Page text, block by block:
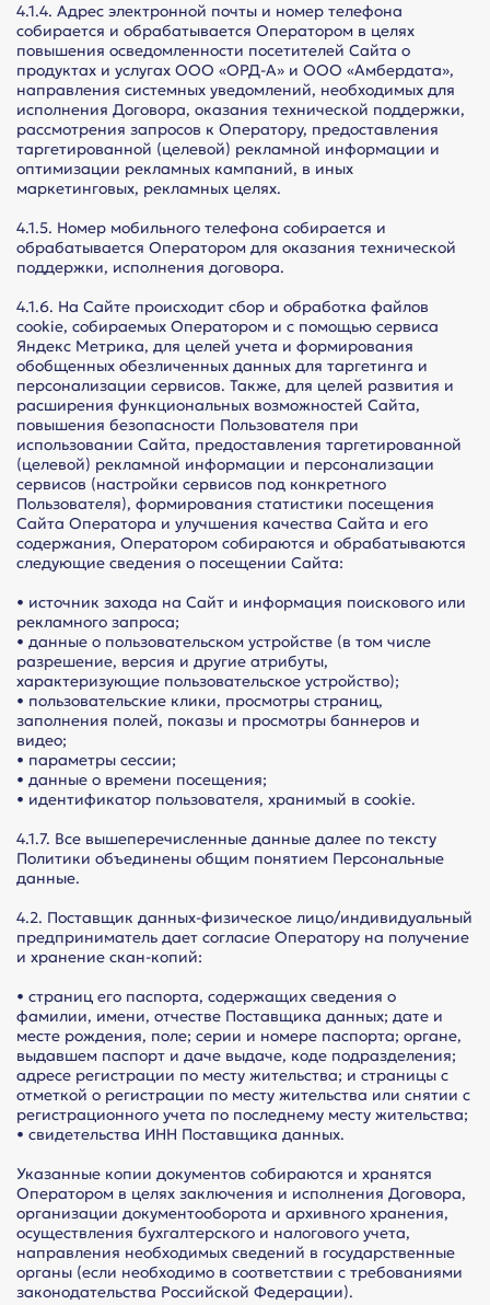
4.1.4. Адрес электронной почты и номер телефона
собирается и обрабатывается Оператором в целях
повышения осведомленности посетителей Сайта о
продуктах и услугах ООО «ОРД-А» и ООО «Амбердата»,
направления системных уведомлений, необходимых для
исполнения Договора, оказания технической поддержки,
рассмотрения запросов к Оператору, предоставления
таргетированной (целевой) рекламной информации и
оптимизации рекламных кампаний, в иных
маркетинговых, рекламных целях.
4.1.5. Номер мобильного телефона собирается и
обрабатывается Оператором для оказания технической
поддержки, исполнения договора.
4.1.6. На Сайте происходит сбор и обработка файлов
cookie, собираемых Оператором и с помощью сервиса
Яндекс Метрика, для целей учета и формирования
обобщенных обезличенных данных для таргетинга и
персонализации сервисов. Также, для целей развития и
расширения функциональных возможностей Сайта,
повышения безопасности Пользователя при
использовании Сайта, предоставления таргетированной
(целевой) рекламной информации и персонализации
сервисов (настройки сервисов под конкретного
Пользователя), формирования статистики посещения
Сайта Оператора и улучшения качества Сайта и его
содержания, Оператором собираются и обрабатываются
следующие сведения о посещении Сайта:
• источник захода на Сайт и информация поискового или
рекламного запроса;
• данные о пользовательском устройстве (в том числе
разрешение, версия и другие атрибуты,
характеризующие пользовательское устройство);
• пользовательские клики, просмотры страниц,
заполнения полей, показы и просмотры баннеров и
видео;
• параметры сессии;
• данные о времени посещения;
• идентификатор пользователя, хранимый в cookie.
4.1.7. Все вышеперечисленные данные далее по тексту
Политики объединены общим понятием Персональные
данные.
4.2. Поставщик данных-физическое лицо/индивидуальный
предприниматель дает согласие Оператору на получение
и хранение скан-копий:
• страниц его паспорта, содержащих сведения о
фамилии, имени, отчестве Поставщика данных; дате и
месте рождения, поле; серии и номере паспорта; органе,
выдавшем паспорт и даче выдаче, коде подразделения;
адресе регистрации по месту жительства; и страницы с
отметкой о регистрации по месту жительства или снятии с
регистрационного учета по последнему месту жительства;
• свидетельства ИНН Поставщика данных.
Указанные копии документов собираются и хранятся
Оператором в целях заключения и исполнения Договора,
организации документооборота и архивного хранения,
осуществления бухгалтерского и налогового учета,
направления необходимых сведений в государственные
органы (если необходимо в соответствии с требованиями
законодательства Российской Федерации).